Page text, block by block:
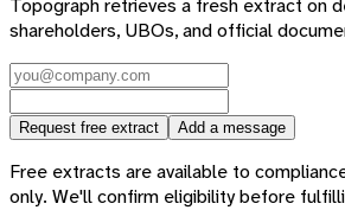
Topograph retrieves a fresh extract on
shareholders, UBOs, and official
Request free extract Add a message
Free extracts are available to
only. We'll confirm eligibility before